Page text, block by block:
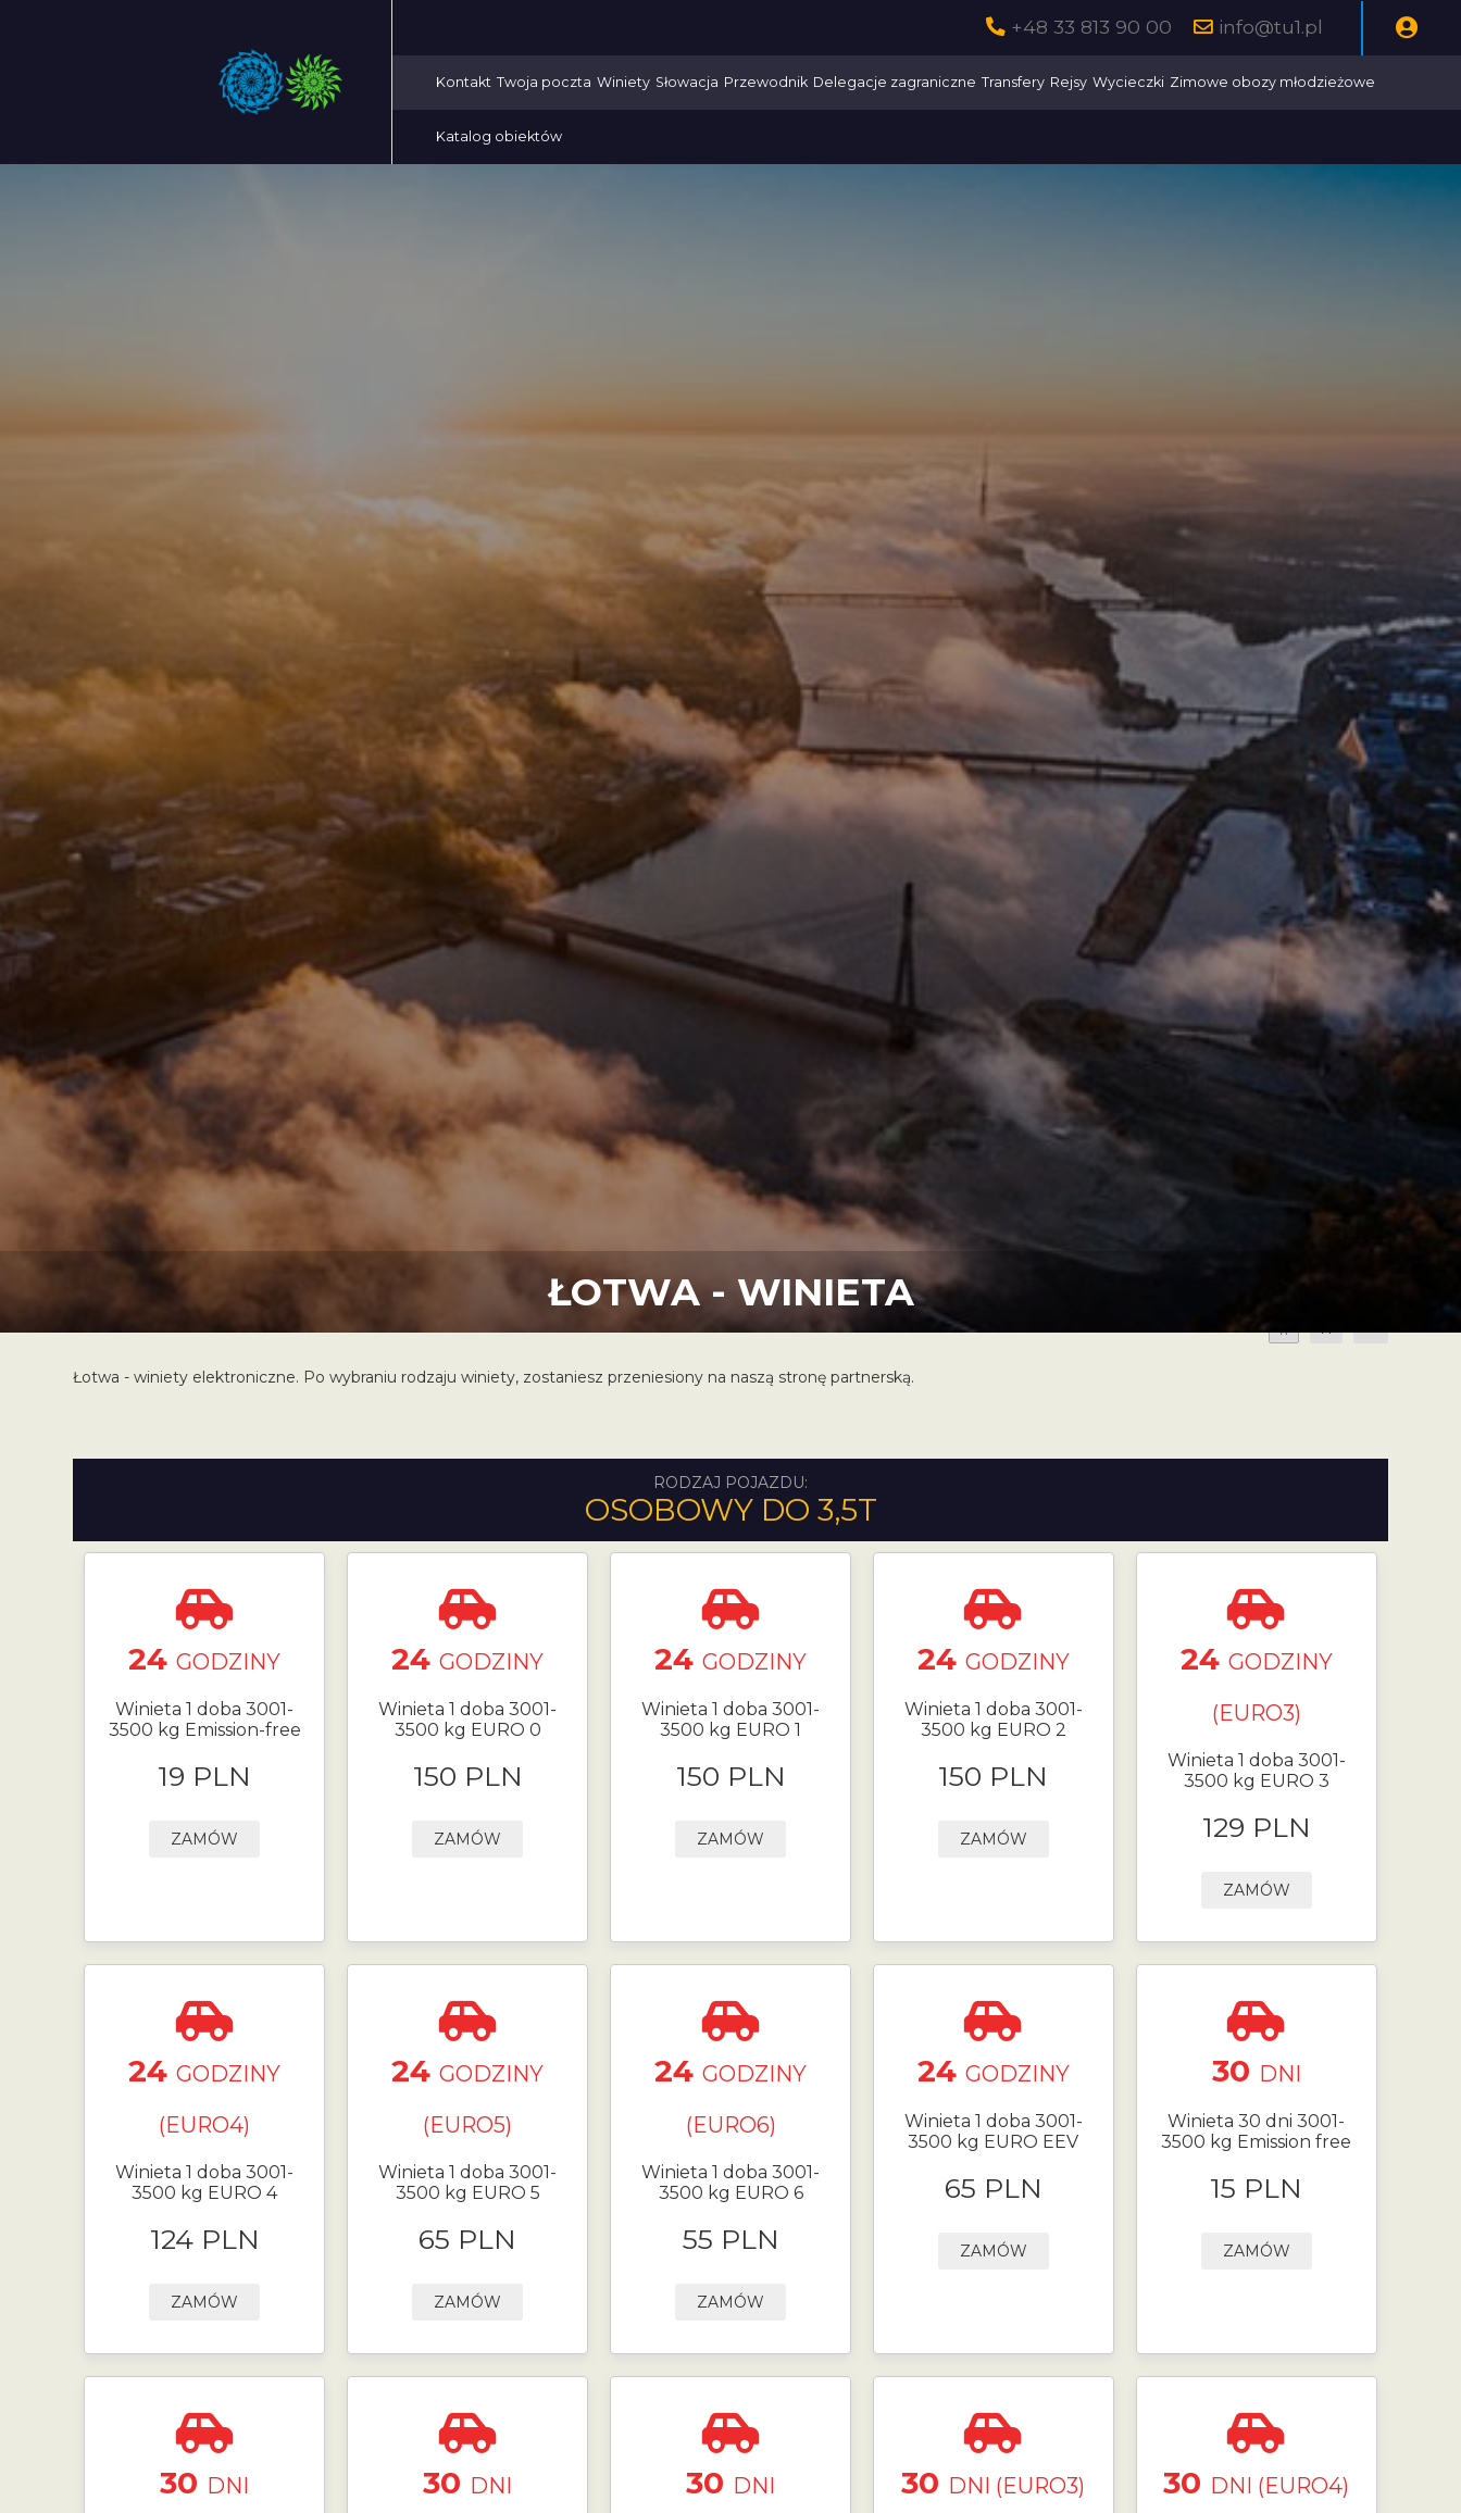
+48 33 813 90 00 info@tu1.pl
Kontakt Twoja poczta Winiety Słowacja Przewodnik Delegacje zagraniczne Transfery Rejsy Wycieczki Zimowe obozy młodzieżowe
Katalog obiektów
ŁOTWA - WINIETA
A A
Łotwa - winiety elektroniczne. Po wybraniu rodzaju winiety, zostaniesz przeniesiony na naszą stronę partnerską.
RODZAJ POJAZDU:
OSOBOWY DO 3,5T
24GODZINY
Winieta 1 doba 3001-
3500 kg Emission-free
19 PLN
ZAMÓW
24GODZINY
Winieta 1 doba 3001-
3500 kg EURO 0
150 PLN
ZAMÓW
24 GODZINY
Winieta 1 doba 3001-
3500 kg EURO 1
150 PLN
ZAMÓW
24 GODZINY
Winieta 1 doba 3001-
3500 kg EURO 2
150 PLN
ZAMÓW
24 GODZINY
(EURO3)
Winieta 1 doba 3001-
3500 kg EURO 3
129 PLN
ZAMÓW
24GODZINY
(EURO4)
Winieta 1 doba 3001-
3500 kg EURO 4
124 PLN
ZAMÓW
24GODZINY
(EURO5)
Winieta 1 doba 3001-
3500 kg EURO 5
65 PLN
ZAMÓW
24 GODZINY
(EURO6)
Winieta 1 doba 3001-
3500 kg EURO 6
55 PLN
ZAMÓW
24 GODZINY
Winieta 1 doba 3001-
3500 kg EURO EEV
65 PLN
ZAMÓW
30 DNI
Winieta 30 dni 3001-
3500 kg Emission free
15 PLN
ZAMÓW
30 DNI 30 DNI 30 DNI 30 DNI (EURO3) 30 DNI (EURO4)